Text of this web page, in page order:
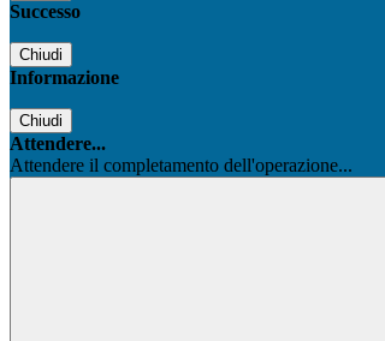
Successo
Chiudi
Informazione
Chiudi
Attendere...
Attendere il completamento dell'operazione...